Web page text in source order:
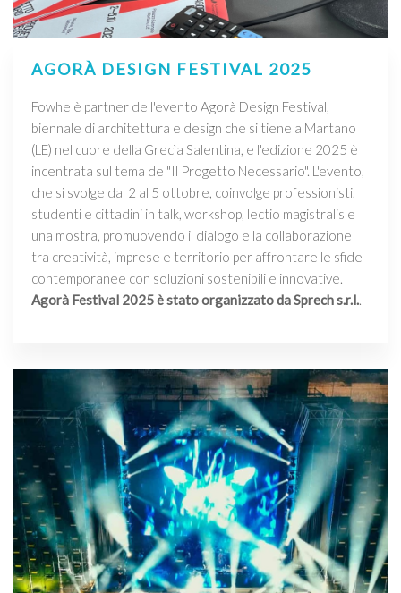
AGORÀ DESIGN FESTIVAL 2025
Fowhe è partner dell'evento Agorà Design Festival,
biennale di architettura e design che si tiene a Martano
(LE) nel cuore della Grecìa Salentina, e l'edizione 2025 è
incentrata sul tema de "Il Progetto Necessario". L'evento,
che si svolge dal 2 al 5 ottobre, coinvolge professionisti,
studenti e cittadini in talk, workshop, lectio magistralis e
una mostra, promuovendo il dialogo e la collaborazione
tra creatività, imprese e territorio per affrontare le sfide
contemporanee con soluzioni sostenibili e innovative.
Agorà Festival 2025 è stato organizzato da Sprech s.r.l..